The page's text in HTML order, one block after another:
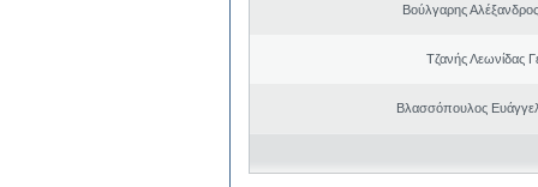
Βούλγαρης
Τζανής Λεωνίδας
Βλασσόπουλος